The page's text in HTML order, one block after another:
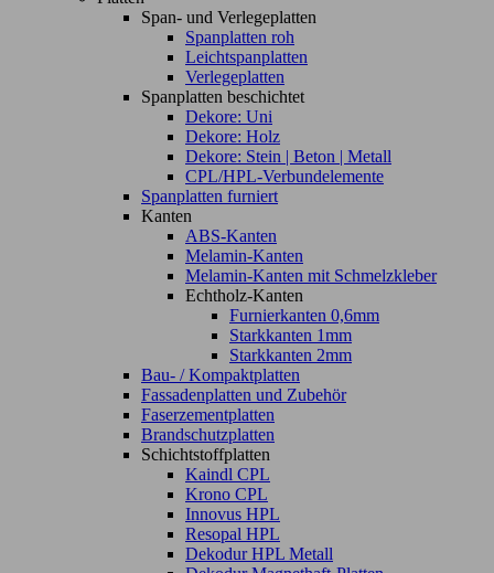
Span- und Verlegeplatten
Spanplatten roh
Leichtspanplatten
Verlegeplatten
Spanplatten beschichtet
Dekore: Uni
Dekore: Holz
Dekore: Stein | Beton | Metall
CPL/HPL-Verbundelemente
Spanplatten furniert
Kanten
ABS-Kanten
Melamin-Kanten
Melamin-Kanten mit Schmelzkleber
Echtholz-Kanten
Furnierkanten 0,6mm
Starkkanten 1mm
Starkkanten 2mm
Bau- / Kompaktplatten
Fassadenplatten und Zubehör
Faserzementplatten
Brandschutzplatten
Schichtstoffplatten
Kaindl CPL
Krono CPL
Innovus HPL
Resopal HPL
Dekodur HPL Metall